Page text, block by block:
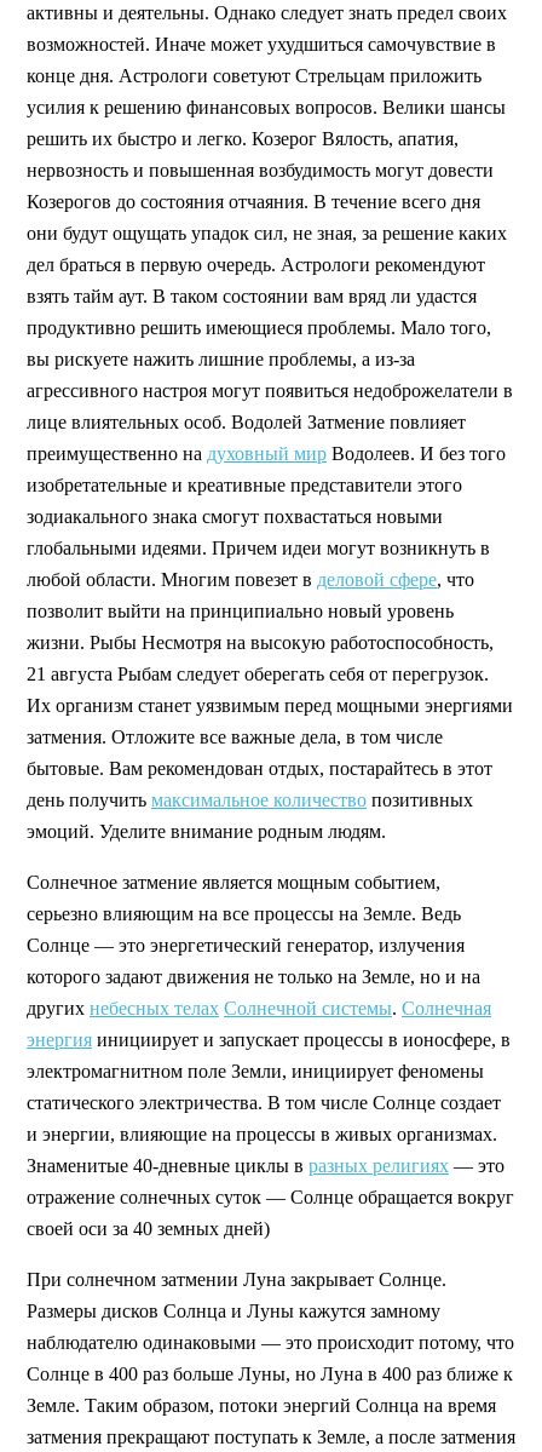
активны и деятельны. Однако следует знать предел своих
возможностей. Иначе может ухудшиться самочувствие в
конце дня. Астрологи советуют Стрельцам приложить
усилия к решению финансовых вопросов. Велики шансы
решить их быстро и легко. Козерог Вялость, апатия,
нервозность и повышенная возбудимость могут довести
Козерогов до состояния отчаяния. В течение всего дня
они будут ощущать упадок сил, не зная, за решение каких
дел браться в первую очередь. Астрологи рекомендуют
взять тайм аут. В таком состоянии вам вряд ли удастся
продуктивно решить имеющиеся проблемы. Мало того,
вы рискуете нажить лишние проблемы, а из-за
агрессивного настроя могут появиться недоброжелатели в
лице влиятельных особ. Водолей Затмение повлияет
преимущественно на духовный мир Водолеев. И без того
изобретательные и креативные представители этого
зодиакального знака смогут похвастаться новыми
глобальными идеями. Причем идеи могут возникнуть в
любой области. Многим повезет в деловой сфере, что
позволит выйти на принципиально новый уровень
жизни. Рыбы Несмотря на высокую работоспособность,
21 августа Рыбам следует оберегать себя от перегрузок.
Их организм станет уязвимым перед мощными энергиями
затмения. Отложите все важные дела, в том числе
бытовые. Вам рекомендован отдых, постарайтесь в этот
день получить максимальное количество позитивных
эмоций. Уделите внимание родным людям.
Солнечное затмение является мощным событием,
серьезно влияющим на все процессы на Земле. Ведь
Солнце — это энергетический генератор, излучения
которого задают движения не только на Земле, но и на
других небесных телах Солнечной системы. Солнечная
энергия инициирует и запускает процессы в ионосфере, в
электромагнитном поле Земли, инициирует феномены
статического электричества. В том числе Солнце создает
и энергии, влияющие на процессы в живых организмах.
Знаменитые 40-дневные циклы в разных религиях — это
отражение солнечных суток — Солнце обращается вокруг
своей оси за 40 земных дней)
При солнечном затмении Луна закрывает Солнце.
Размеры дисков Солнца и Луны кажутся замному
наблюдателю одинаковыми — это происходит потому, что
Солнце в 400 раз больше Луны, но Луна в 400 раз ближе к
Земле. Таким образом, потоки энергий Солнца на время
затмения прекращают поступать к Земле, а после затмения